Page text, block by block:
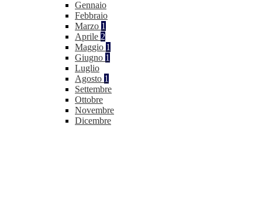
Gennaio
Febbraio
Marzo 1
Aprile 2
Maggio 1
Giugno 1
Luglio
Agosto 1
Settembre
Ottobre
Novembre
Dicembre